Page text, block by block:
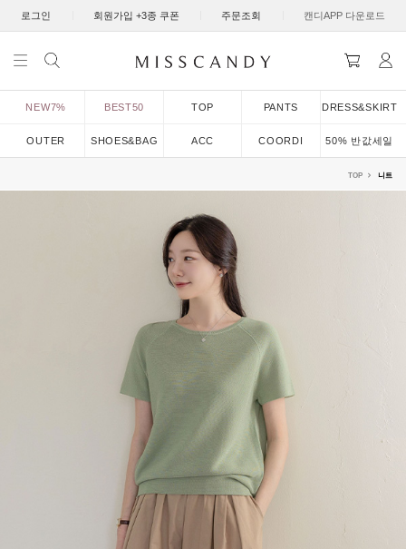
로그인 회원가입 +3종 쿠폰 주문조회 캔디APP 다운로드
NEW7% BEST50 TOP PANTS DRESS&SKIRT
OUTER SHOES&BAG ACC COORDI 50% 반값세일
TOP 니트